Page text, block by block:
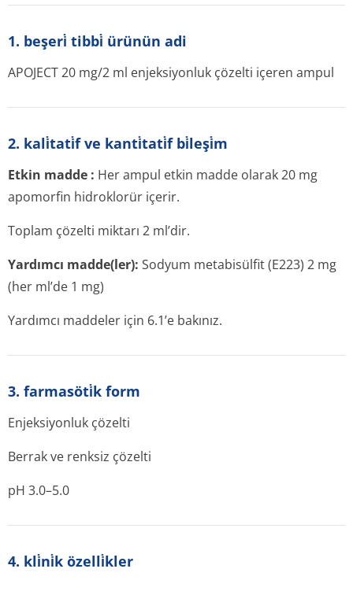
1. beşeri̇ tibbi̇ ürünün adi
APOJECT 20 mg/2 ml enjeksiyonluk çözelti içeren ampul
2. kali̇tati̇f ve kanti̇tati̇f bi̇leşi̇m
Etkin madde : Her ampul etkin madde olarak 20 mg
apomorfin hidroklorür içerir.
Toplam çözelti miktarı 2 ml’dir.
Yardımcı madde(ler): Sodyum metabisülfit (E223) 2 mg
(her ml’de 1 mg)
Yardımcı maddeler için 6.1’e bakınız.
3. farmasöti̇k form
Enjeksiyonluk çözelti
Berrak ve renksiz çözelti
pH 3.0–5.0
4. kli̇ni̇k özelli̇kler